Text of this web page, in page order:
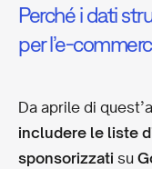
Perché i dati
per l’e-
Da aprile di
includere le liste
sponsorizzati su